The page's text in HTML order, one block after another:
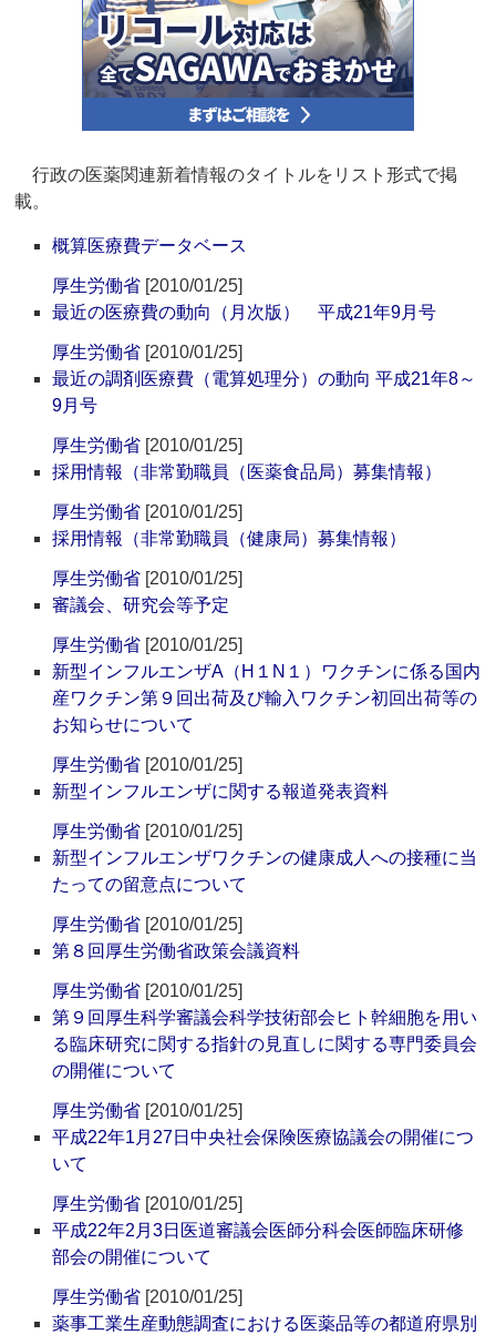
行政の医薬関連新着情報のタイトルをリスト形式で掲
載。
概算医療費データベース
厚生労働省 [2010/01/25]
最近の医療費の動向（月次版） 平成21年9月号
厚生労働省 [2010/01/25]
最近の調剤医療費（電算処理分）の動向 平成21年8～
9月号
厚生労働省 [2010/01/25]
採用情報（非常勤職員（医薬食品局）募集情報）
厚生労働省 [2010/01/25]
採用情報（非常勤職員（健康局）募集情報）
厚生労働省 [2010/01/25]
審議会、研究会等予定
厚生労働省 [2010/01/25]
新型インフルエンザA（H１N１）ワクチンに係る国内
産ワクチン第９回出荷及び輸入ワクチン初回出荷等の
お知らせについて
厚生労働省 [2010/01/25]
新型インフルエンザに関する報道発表資料
厚生労働省 [2010/01/25]
新型インフルエンザワクチンの健康成人への接種に当
たっての留意点について
厚生労働省 [2010/01/25]
第８回厚生労働省政策会議資料
厚生労働省 [2010/01/25]
第９回厚生科学審議会科学技術部会ヒト幹細胞を用い
る臨床研究に関する指針の見直しに関する専門委員会
の開催について
厚生労働省 [2010/01/25]
平成22年1月27日中央社会保険医療協議会の開催につ
いて
厚生労働省 [2010/01/25]
平成22年2月3日医道審議会医師分科会医師臨床研修
部会の開催について
厚生労働省 [2010/01/25]
薬事工業生産動態調査における医薬品等の都道府県別